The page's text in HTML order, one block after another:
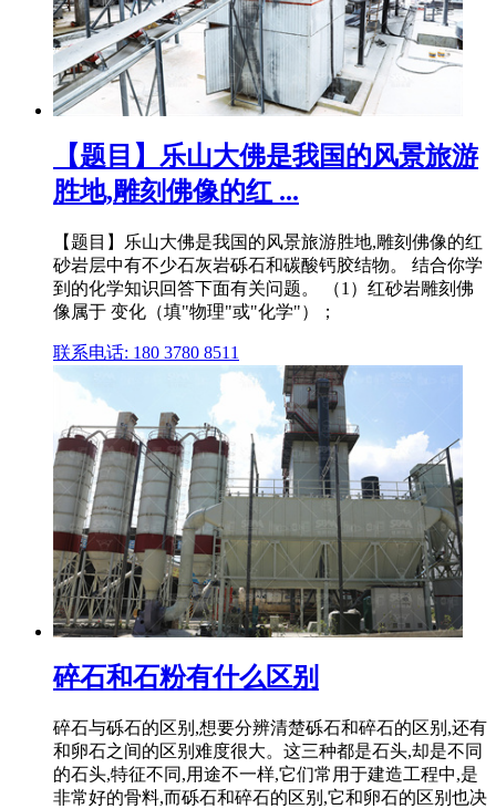
【题目】乐山大佛是我国的风景旅游
胜地,雕刻佛像的红 ...
【题目】乐山大佛是我国的风景旅游胜地,雕刻佛像的红
砂岩层中有不少石灰岩砾石和碳酸钙胶结物。 结合你学
到的化学知识回答下面有关问题。 （1）红砂岩雕刻佛
像属于 变化（填"物理"或"化学"）；
联系电话: 180 3780 8511
碎石和石粉有什么区别
碎石与砾石的区别,想要分辨清楚砾石和碎石的区别,还有
和卵石之间的区别难度很大。这三种都是石头,却是不同
的石头,特征不同,用途不一样,它们常用于建造工程中,是
非常好的骨料,而砾石和碎石的区别,它和卵石的区别也决